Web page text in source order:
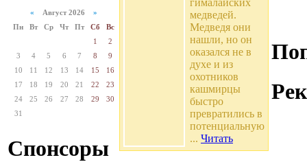
« Август 2026 »
Пн
Вт Ср Чт Пт Сб
Вс
1
2
3
4 5 6 7 8
9
10
11 12 13 14 15
16
17
18 19 20 21 22
23
24
25 26 27 28 29
30
31
Спонсоры
медведей.
Медведя они
нашли, но он
оказался не в
духе и из
охотников
кашмирцы
быстро
превратились в
потенциальную
... Читать